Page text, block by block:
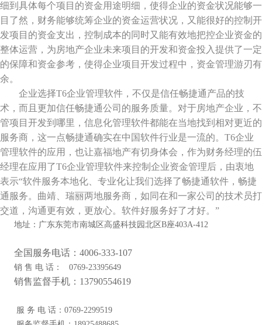
细到具体每个项目的资金用途明细，使得企业的资金状况能够一
目了然，财务能够统筹企业的资金运营状况，又能很好的控制开
发项目的资金支出，控制成本的同时又能有效地把控企业资金的
整体运营，为房地产企业未来项目的开发和资金投入提供了一定
的保障和资金参考，使得企业项目开发过程中，资金管理游刃有
余。
企业选择T6企业管理软件，不仅是信任畅捷通产品的技
术，而且更加信任畅捷通公司的服务质量。对于房地产企业，不
管项目开发到哪里，信息化管理软件都能在当地找到相对更近的
服务商，这一点畅捷通确实在中国软件行业是一流的。T6企业
管理软件的应用，也让嘉福地产有切身体会，作为财务经理的伍
经理在应用了T6企业管理软件来控制企业资金管理后，由衷地
表示“软件服务本地化、专业化让我们选择了畅捷通软件，畅捷
通服务。曲靖、瑞丽两地服务商，如同在和一家公司的技术员打
交道，沟通更有效，更放心。软件好服务好了才好。”
地址：广东东莞市南城区高盛科技园北区B座403A-412
全国服务电话：4006-333-107
销 售 电 话： 0769-23395649
销售监督手机：13790554619
服 务 电 话：0769-2299519